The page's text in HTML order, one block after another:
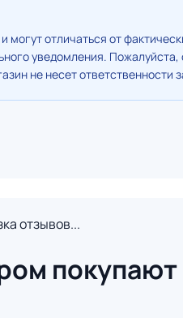
отличаться от
уведомления.
не несет ответственности
отзывов...
покупают